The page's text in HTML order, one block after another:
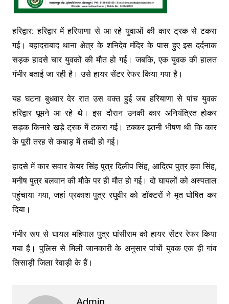
हरिद्वार: हरिद्वार में हरियाणा से आ रहे युवाओं की कार ट्रक से टकरा
गई। बहादराबाद थाना क्षेत्र के शनिदेव मंदिर के पास हुए इस दर्दनाक
सड़क हादसे चार युवकों की मौत हो गई। जबकि, एक युवक की हालत
गंभीर बताई जा रही है। उसे हायर सेंटर रेफर किया गया है।
यह घटना बुधवार देर रात उस वक्त हुई जब हरियाणा से पांच युवक
हरिद्वार घूमने आ रहे थे। इस दौरान उनकी कार अनियंत्रित होकर
सड़क किनारे खड़े ट्रक में टकरा गई। टक्कर इतनी भीषण थी कि कार
के पूरी तरह से कबाड़ में तब्दी हो गई।
हादसे में कार सवार केयर सिंह पुत्र दिलीप सिंह, आदित्य पुत्र हवा सिंह,
मनीष पुत्र बलवान की मौके पर ही मौत हो गई। दो घायलों को अस्पताल
पहुंचाया गया, जहां प्रकाश पुत्र रघुवीर को डॉक्टरों ने मृत घोषित कर
दिया।
गंभीर रूप से घायल महिपाल पुत्र घांसीराम को हायर सेंटर रेफर किया
गया है। पुलिस से मिली जानकारी के अनुसार पांचों युवक एक ही गांव
लिसाड़ी जिला रेवाड़ी के हैं।